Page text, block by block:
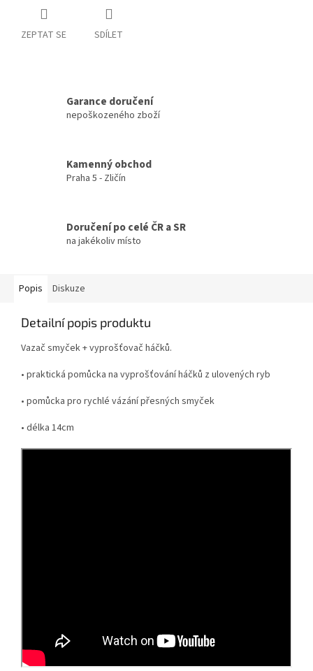
ZEPTAT SE SDÍLET
Garance doručení
nepoškozeného zboží
Kamenný obchod
Praha 5 - Zličín
Doručení po celé ČR a SR
na jakékoliv místo
Popis Diskuze
Detailní popis produktu
Vazač smyček + vyprošťovač háčků.
• praktická pomůcka na vyprošťování háčků z ulovených ryb
• pomůcka pro rychlé vázání přesných smyček
• délka 14cm